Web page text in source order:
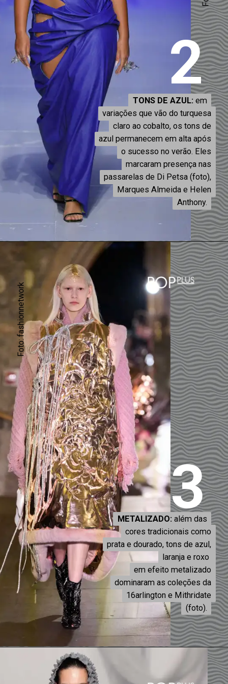
TONS DE AZUL:em
variações que vão do turquesa
claro ao cobalto, os tons de
azul permanecem em alta após
o sucesso no verão. Eles
marcaram presença nas
passarelas de Di Petsa (foto),
Marques Almeida e Helen
Anthony.
TONS DE AZUL:em
variações que vão do turquesa
claro ao cobalto, os tons de
azul permanecem em alta após
o sucesso no verão. Eles
marcaram presença nas
passarelas de Di Petsa (foto),
Marques Almeida e Helen
Anthony.
2
METALIZADO:além das
cores tradicionais como
prata e dourado, tons de azul,
laranja e roxo
em efeito metalizado
dominaram as coleções da
16arlington e Mithridate
(foto).
METALIZADO:além das
cores tradicionais como
prata e dourado, tons de azul,
laranja e roxo
em efeito metalizado
dominaram as coleções da
16arlington e Mithridate
(foto).
3
Foto: fashionnetwork